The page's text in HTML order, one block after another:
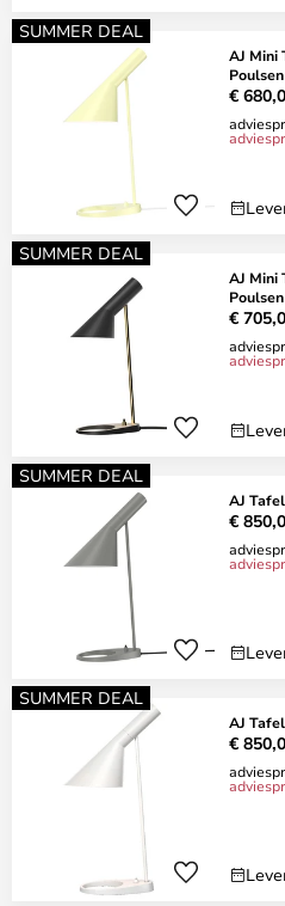
SUMMER DEAL
AJ Mini
Poulsen
€
SUMMER DEAL
AJ Mini
Poulsen
€
SUMMER DEAL
AJ
€
SUMMER DEAL
AJ
€